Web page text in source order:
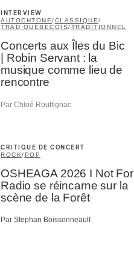
INTERVIEW
AUTOCHTONE/CLASSIQUE/
TRAD QUÉBÉCOIS/TRADITIONNEL
Concerts aux Îles du Bic
| Robin Servant : la
musique comme lieu de
rencontre
Par Chloé Rouffignac
CRITIQUE DE CONCERT
ROCK/POP
OSHEAGA 2026 I Not For
Radio se réincarne sur la
scène de la Forêt
Par Stephan Boissonneault